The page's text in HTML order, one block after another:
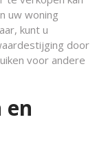
uw woning
kunt u
door
voor andere
en